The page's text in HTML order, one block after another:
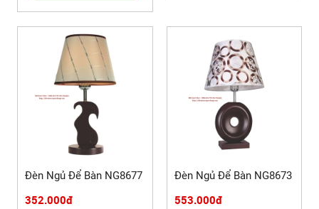
Đèn Ngủ Để Bàn NG8677
352.000đ
Đèn Ngủ Để Bàn NG8673
553.000đ